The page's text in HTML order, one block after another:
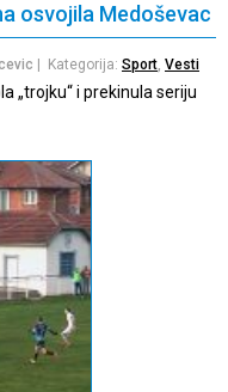
osvojila Medoševac
| Kategorija: Sport, Vesti
„trojku“ i prekinula seriju